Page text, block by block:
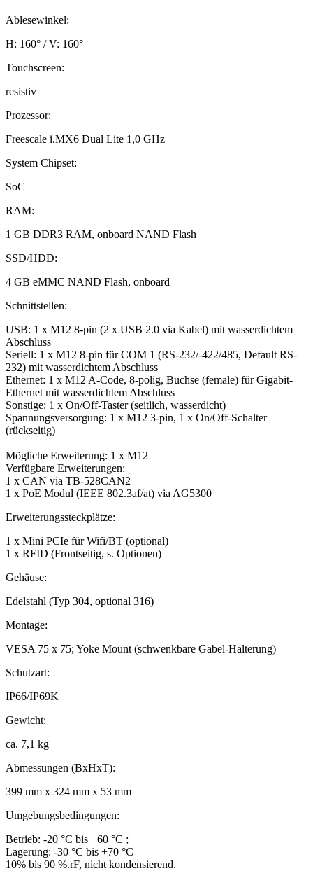
Ablesewinkel:
H: 160° / V: 160°
Touchscreen:
resistiv
Prozessor:
Freescale i.MX6 Dual Lite 1,0 GHz
System Chipset:
SoC
RAM:
1 GB DDR3 RAM, onboard NAND Flash
SSD/HDD:
4 GB eMMC NAND Flash, onboard
Schnittstellen:
USB: 1 x M12 8-pin (2 x USB 2.0 via Kabel) mit wasserdichtem
Abschluss
Seriell: 1 x M12 8-pin für COM 1 (RS-232/-422/485, Default RS-
232) mit wasserdichtem Abschluss
Ethernet: 1 x M12 A-Code, 8-polig, Buchse (female) für Gigabit-
Ethernet mit wasserdichtem Abschluss
Sonstige: 1 x On/Off-Taster (seitlich, wasserdicht)
Spannungsversorgung: 1 x M12 3-pin, 1 x On/Off-Schalter
(rückseitig)
Mögliche Erweiterung: 1 x M12
Verfügbare Erweiterungen:
1 x CAN via TB-528CAN2
1 x PoE Modul (IEEE 802.3af/at) via AG5300
Erweiterungssteckplätze:
1 x Mini PCIe für Wifi/BT (optional)
1 x RFID (Frontseitig, s. Optionen)
Gehäuse:
Edelstahl (Typ 304, optional 316)
Montage:
VESA 75 x 75; Yoke Mount (schwenkbare Gabel-Halterung)
Schutzart:
IP66/IP69K
Gewicht:
ca. 7,1 kg
Abmessungen (BxHxT):
399 mm x 324 mm x 53 mm
Umgebungsbedingungen:
Betrieb: -20 °C bis +60 °C ;
Lagerung: -30 °C bis +70 °C
10% bis 90 %.rF, nicht kondensierend.